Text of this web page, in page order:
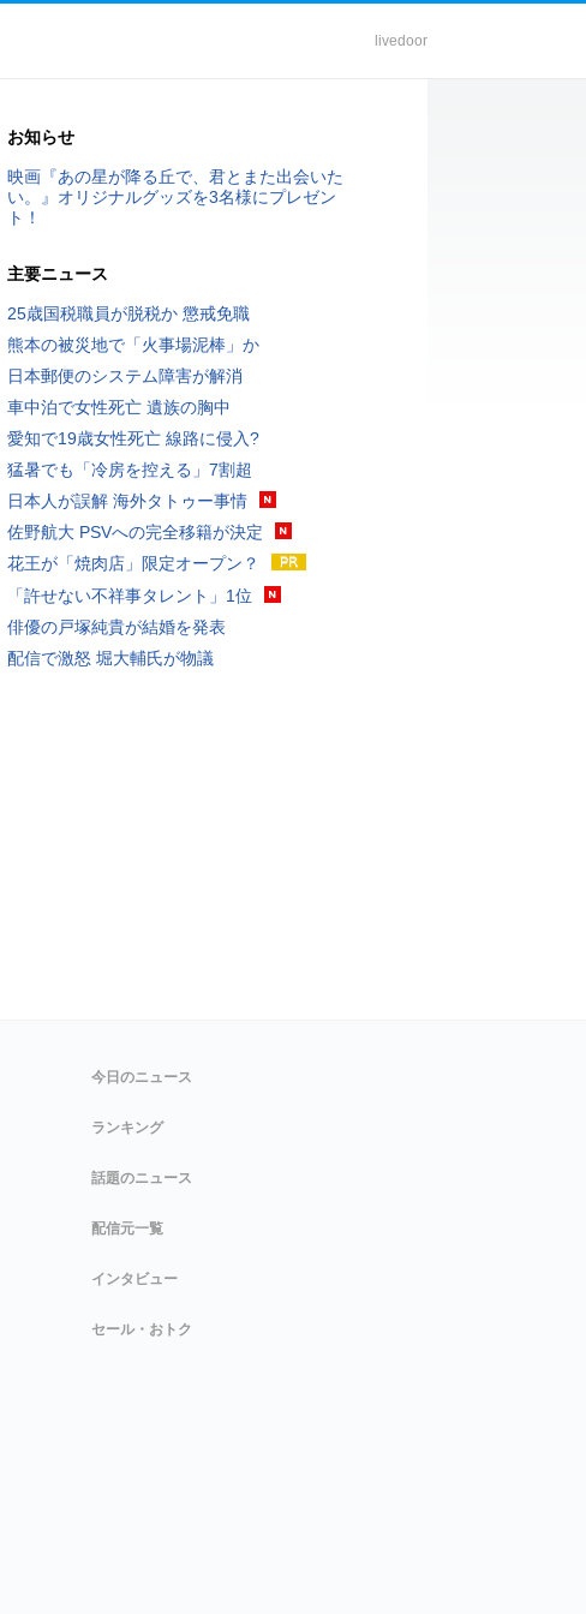
livedoor
お知らせ
映画『あの星が降る丘で、君とまた出会いた
い。』オリジナルグッズを3名様にプレゼン
ト！
主要ニュース
25歳国税職員が脱税か 懲戒免職
熊本の被災地で「火事場泥棒」か
日本郵便のシステム障害が解消
車中泊で女性死亡 遺族の胸中
愛知で19歳女性死亡 線路に侵入?
猛暑でも「冷房を控える」7割超
日本人が誤解 海外タトゥー事情
佐野航大 PSVへの完全移籍が決定
花王が「焼肉店」限定オープン？
「許せない不祥事タレント」1位
俳優の戸塚純貴が結婚を発表
配信で激怒 堀大輔氏が物議
今日のニュース
ランキング
話題のニュース
配信元一覧
インタビュー
セール・おトク